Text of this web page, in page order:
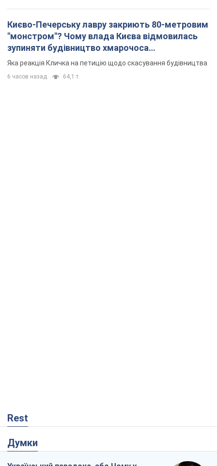
Києво-Печерську лавру закриють 80-метровим
"монстром"? Чому влада Києва відмовилась
зупиняти будівництво хмарочоса
"московського вірянина"
Яка реакція Кличка на петицію щодо скасування будівництва
6 часов назад 64,1 т.
Rest
Думки